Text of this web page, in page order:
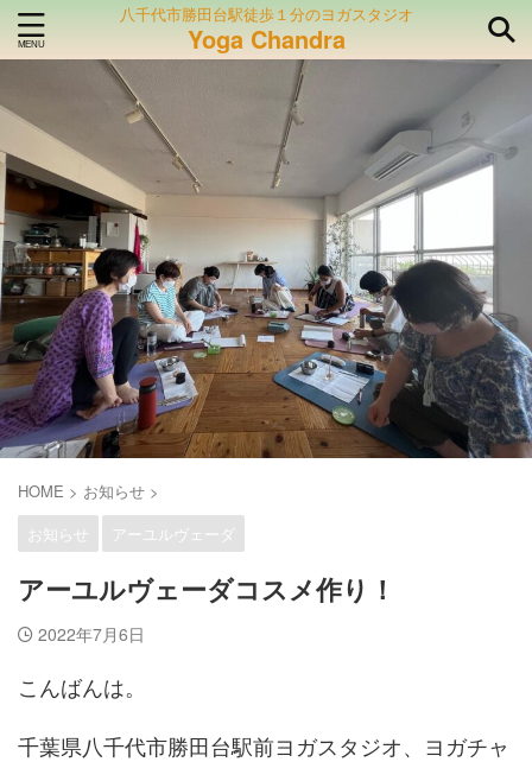
八千代市勝田台駅徒歩１分のヨガスタジオ
Yoga Chandra
HOME > お知らせ >
お知らせ
アーユルヴェーダ
アーユルヴェーダコスメ作り！
2022年7月6日
こんばんは。
千葉県八千代市勝田台駅前ヨガスタジオ、ヨガチャ